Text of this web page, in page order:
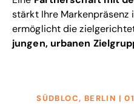
stärkt Ihre Markenpräsenz
ermöglicht die
jungen, urbanen
SÜDBLOC, BERLIN |